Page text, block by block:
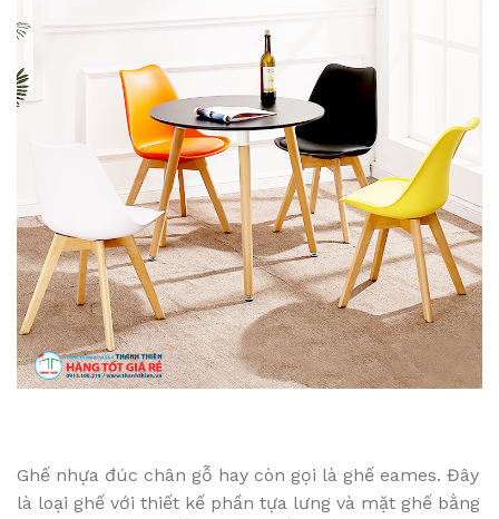
Ghế nhựa đúc chân gỗ hay còn gọi là ghế eames. Đây
là loại ghế với thiết kế phần tựa lưng và mặt ghế bằng